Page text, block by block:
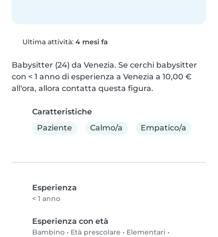
Ultima attività: 4 mesi fa
Babysitter (24) da Venezia. Se cerchi babysitter
con < 1 anno di esperienza a Venezia a 10,00 €
all'ora, allora contatta questa figura.
Caratteristiche
Paziente
Calmo/a Empatico/a
Esperienza
< 1 anno
Esperienza con età
Bambino • Età prescolare • Elementari •